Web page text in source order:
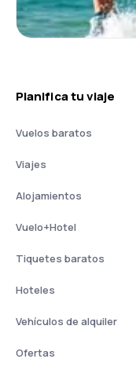
Planifica tu viaje
Vuelos baratos
Viajes
Alojamientos
Vuelo+Hotel
Tiquetes baratos
Hoteles
Vehículos de alquiler
Ofertas